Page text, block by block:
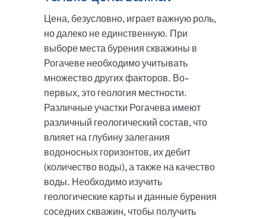
Цена, безусловно, играет важную роль,
но далеко не единственную. При
выборе места бурения скважины в
Рогачеве необходимо учитывать
множество других факторов. Во-
первых, это геология местности.
Различные участки Рогачева имеют
различный геологический состав, что
влияет на глубину залегания
водоносных горизонтов, их дебит
(количество воды), а также на качество
воды. Необходимо изучить
геологические карты и данные бурения
соседних скважин, чтобы получить